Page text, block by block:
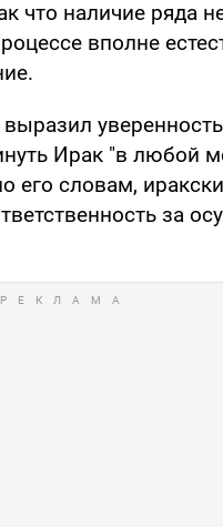
что наличие ряда
вполне
Ирак "в любой
его словам,
за